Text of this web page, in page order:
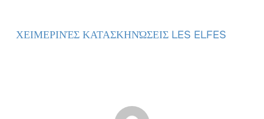
ΧΕΙΜΕΡΙΝΈΣ ΚΑΤΑΣΚΗΝΏΣΕΙΣ LES ELFES